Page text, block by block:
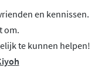
en kennissen.
om.
te kunnen helpen!